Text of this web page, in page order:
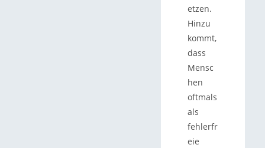
etzen.
Hinzu
kommt,
dass
Mensc
hen
oftmals
als
fehlerfr
eie